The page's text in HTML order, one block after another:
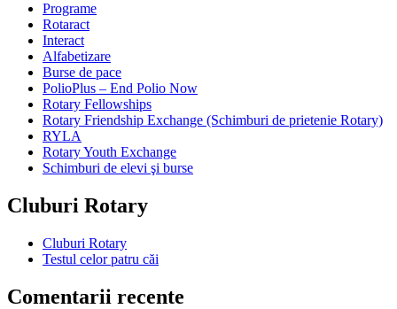
Programe
Rotaract
Interact
Alfabetizare
Burse de pace
PolioPlus – End Polio Now
Rotary Fellowships
Rotary Friendship Exchange (Schimburi de prietenie Rotary)
RYLA
Rotary Youth Exchange
Schimburi de elevi şi burse
Cluburi Rotary
Cluburi Rotary
Testul celor patru căi
Comentarii recente